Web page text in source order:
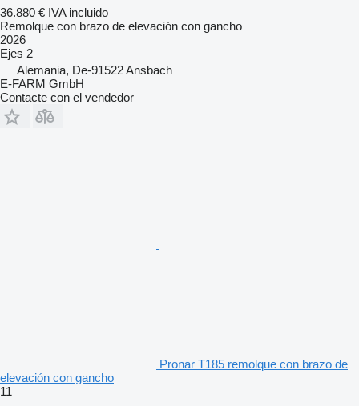
36.880 € IVA incluido
Remolque con brazo de elevación con gancho
2026
Ejes 2
Alemania, De-91522 Ansbach
E-FARM GmbH
Contacte con el vendedor
Pronar T185 remolque con brazo de
elevación con gancho
11